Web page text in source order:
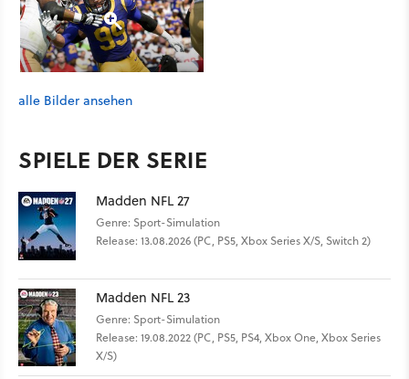
alle Bilder ansehen
SPIELE DER SERIE
Madden NFL 27
Genre: Sport-Simulation
Release: 13.08.2026 (PC, PS5, Xbox Series X/S, Switch 2)
Madden NFL 23
Genre: Sport-Simulation
Release: 19.08.2022 (PC, PS5, PS4, Xbox One, Xbox Series
X/S)